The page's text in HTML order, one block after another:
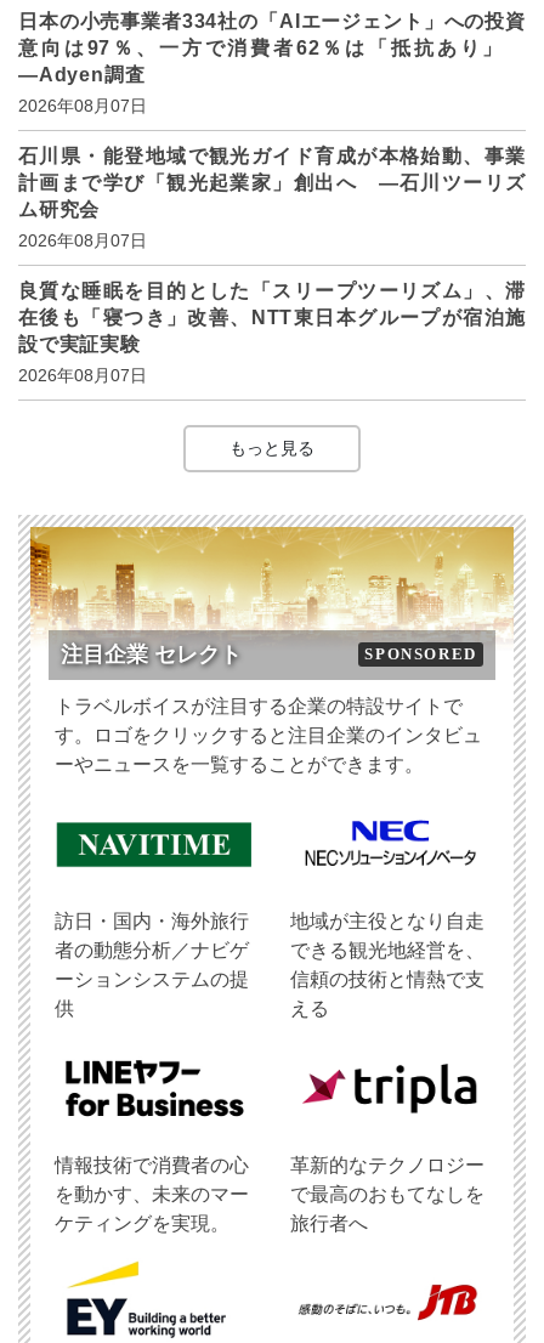
日本の小売事業者334社の「AIエージェント」への投資
意向は97％、一方で消費者62％は「抵抗あり」
―Adyen調査
2026年08月07日
石川県・能登地域で観光ガイド育成が本格始動、事業
計画まで学び「観光起業家」創出へ ―石川ツーリズ
ム研究会
2026年08月07日
良質な睡眠を目的とした「スリープツーリズム」、滞
在後も「寝つき」改善、NTT東日本グループが宿泊施
設で実証実験
2026年08月07日
もっと見る
注目企業 セレクト SPONSORED
トラベルボイスが注目する企業の特設サイトで
す。ロゴをクリックすると注目企業のインタビュ
ーやニュースを一覧することができます。
訪日・国内・海外旅行
者の動態分析／ナビゲ
ーションシステムの提
供
地域が主役となり自走
できる観光地経営を、
信頼の技術と情熱で支
える
情報技術で消費者の心
を動かす、未来のマー
ケティングを実現。
革新的なテクノロジー
で最高のおもてなしを
旅行者へ